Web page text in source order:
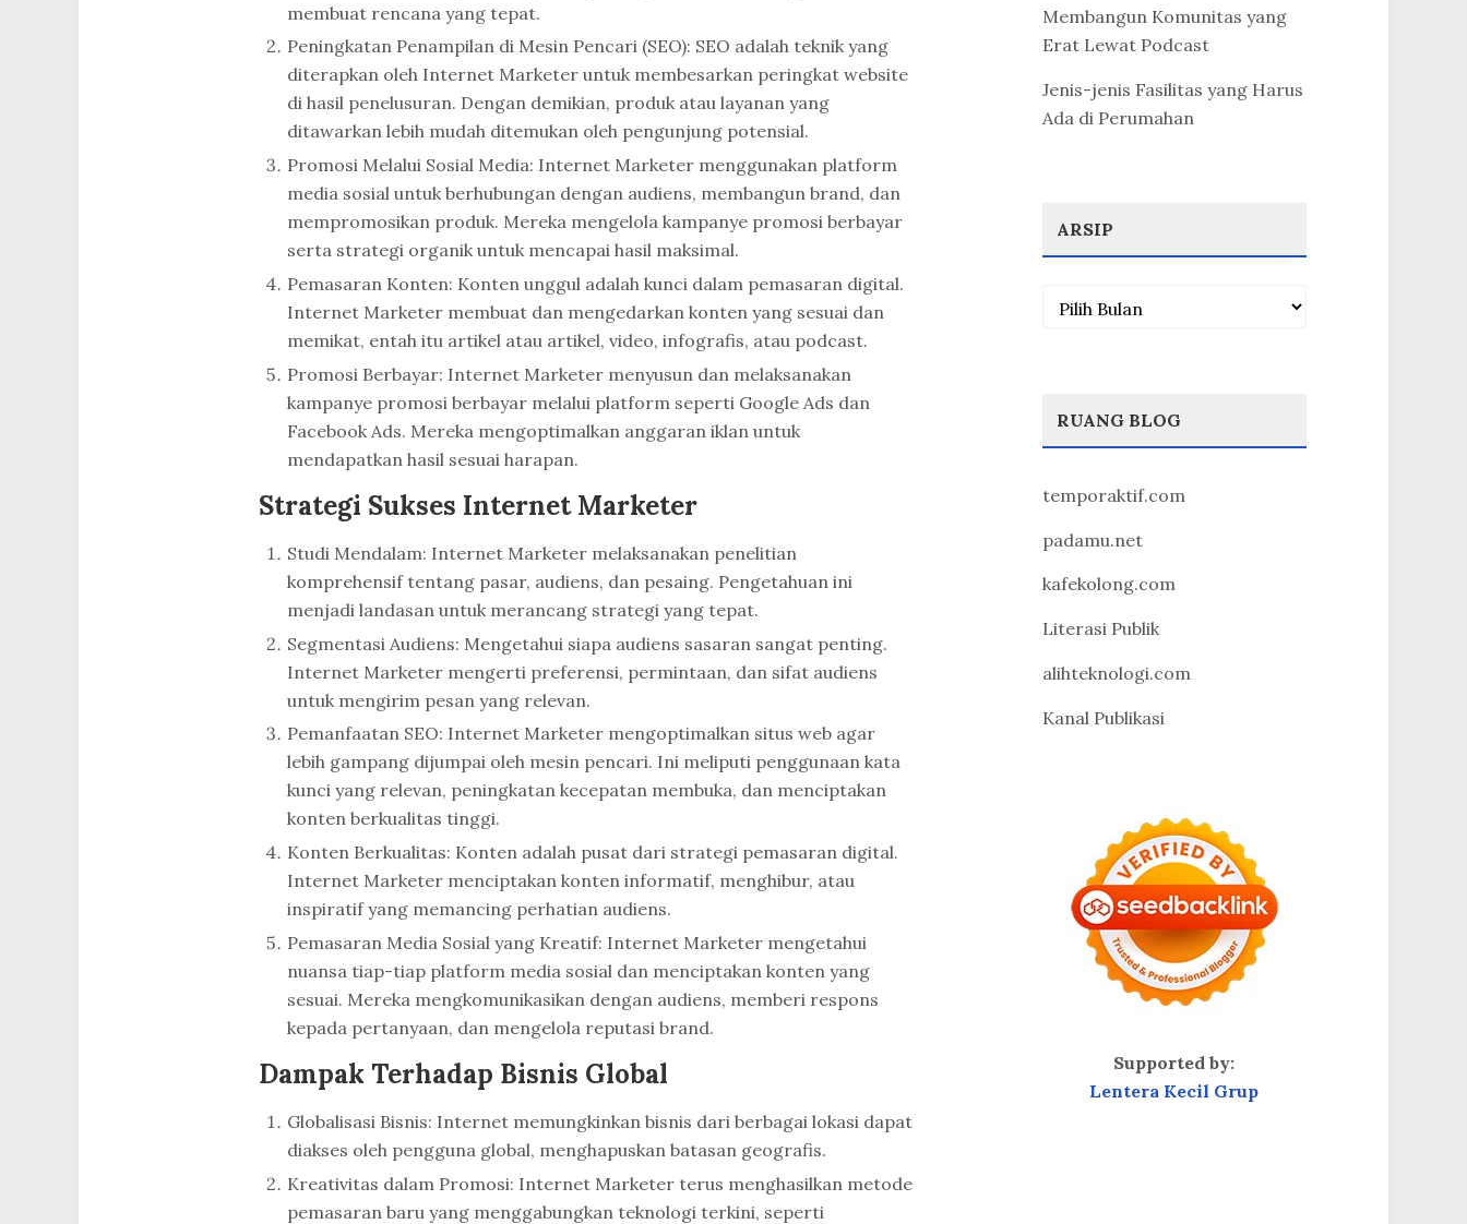
membuat rencana yang tepat.
Peningkatan Penampilan di Mesin Pencari (SEO): SEO adalah teknik yang
diterapkan oleh Internet Marketer untuk membesarkan peringkat website
di hasil penelusuran. Dengan demikian, produk atau layanan yang
ditawarkan lebih mudah ditemukan oleh pengunjung potensial.
Promosi Melalui Sosial Media: Internet Marketer menggunakan platform
media sosial untuk berhubungan dengan audiens, membangun brand, dan
mempromosikan produk. Mereka mengelola kampanye promosi berbayar
serta strategi organik untuk mencapai hasil maksimal.
Pemasaran Konten: Konten unggul adalah kunci dalam pemasaran digital.
Internet Marketer membuat dan mengedarkan konten yang sesuai dan
memikat, entah itu artikel atau artikel, video, infografis, atau podcast.
Promosi Berbayar: Internet Marketer menyusun dan melaksanakan
kampanye promosi berbayar melalui platform seperti Google Ads dan
Facebook Ads. Mereka mengoptimalkan anggaran iklan untuk
mendapatkan hasil sesuai harapan.
Strategi Sukses Internet Marketer
Studi Mendalam: Internet Marketer melaksanakan penelitian
komprehensif tentang pasar, audiens, dan pesaing. Pengetahuan ini
menjadi landasan untuk merancang strategi yang tepat.
Segmentasi Audiens: Mengetahui siapa audiens sasaran sangat penting.
Internet Marketer mengerti preferensi, permintaan, dan sifat audiens
untuk mengirim pesan yang relevan.
Pemanfaatan SEO: Internet Marketer mengoptimalkan situs web agar
lebih gampang dijumpai oleh mesin pencari. Ini meliputi penggunaan kata
kunci yang relevan, peningkatan kecepatan membuka, dan menciptakan
konten berkualitas tinggi.
Konten Berkualitas: Konten adalah pusat dari strategi pemasaran digital.
Internet Marketer menciptakan konten informatif, menghibur, atau
inspiratif yang memancing perhatian audiens.
Pemasaran Media Sosial yang Kreatif: Internet Marketer mengetahui
nuansa tiap-tiap platform media sosial dan menciptakan konten yang
sesuai. Mereka mengkomunikasikan dengan audiens, memberi respons
kepada pertanyaan, dan mengelola reputasi brand.
Dampak Terhadap Bisnis Global
Globalisasi Bisnis: Internet memungkinkan bisnis dari berbagai lokasi dapat
diakses oleh pengguna global, menghapuskan batasan geografis.
Kreativitas dalam Promosi: Internet Marketer terus menghasilkan metode
pemasaran baru yang menggabungkan teknologi terkini, seperti
Membangun Komunitas yang
Erat Lewat Podcast
Jenis-jenis Fasilitas yang Harus
Ada di Perumahan
ARSIP
Arsip
RUANG BLOG
temporaktif.com
padamu.net
kafekolong.com
Literasi Publik
alihteknologi.com
Kanal Publikasi
Supported by:
Lentera Kecil Grup